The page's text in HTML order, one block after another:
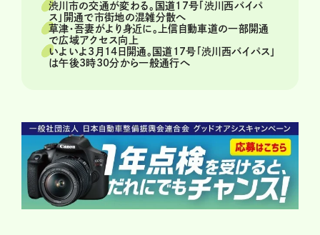
渋川市の交通が変わる。国道17号「渋川西バイパ
ス」開通で市街地の混雑分散へ
草津・吾妻がより身近に。上信自動車道の一部開通
で広域アクセス向上
いよいよ3月14日開通。国道17号「渋川西バイパス」
は午後3時30分から一般通行へ